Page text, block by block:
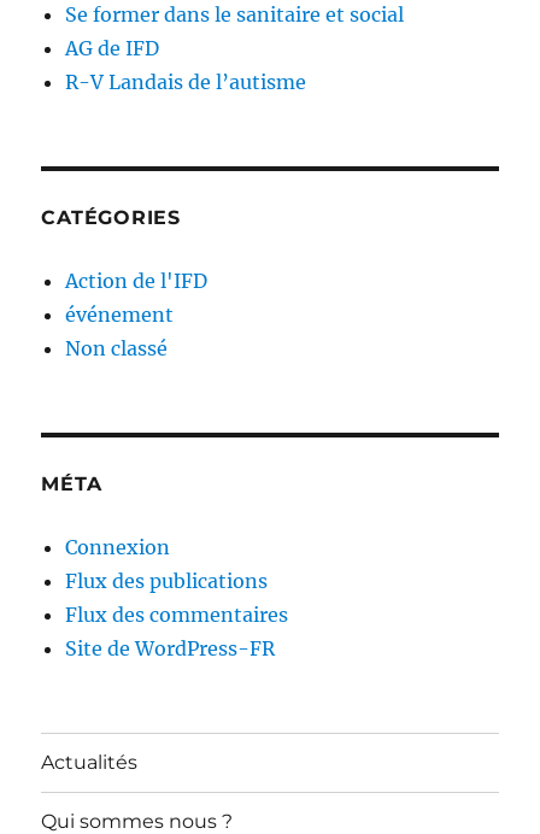
Se former dans le sanitaire et social
AG de IFD
R-V Landais de l’autisme
CATÉGORIES
Action de l'IFD
événement
Non classé
MÉTA
Connexion
Flux des publications
Flux des commentaires
Site de WordPress-FR
Actualités
Qui sommes nous ?